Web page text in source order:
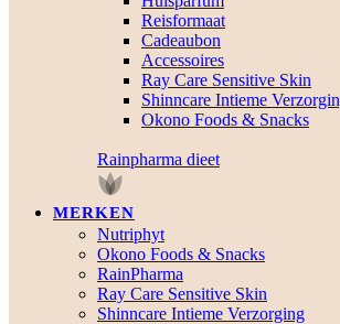
Reisformaat
Cadeaubon
Accessoires
Ray Care Sensitive Skin
Shinncare Intieme
Okono Foods & Snacks
Rainpharma dieet
MERKEN
Nutriphyt
Okono Foods & Snacks
RainPharma
Ray Care Sensitive Skin
Shinncare Intieme Verzorging